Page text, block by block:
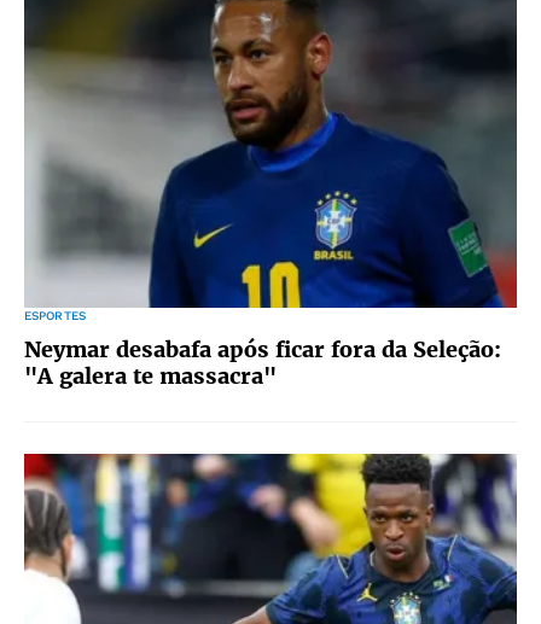
ESPORTES
Neymar desabafa após ficar fora da Seleção:
"A galera te massacra"